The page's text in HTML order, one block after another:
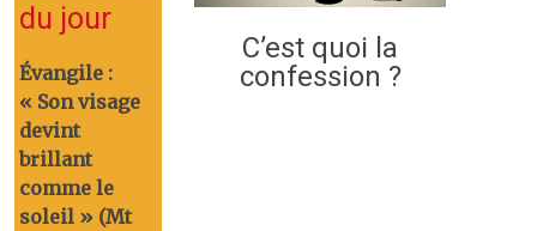
du jour
Évangile :
« Son visage
devint
brillant
comme le
soleil » (Mt
C’est quoi la
confession ?